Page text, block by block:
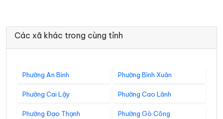
Các xã khác trong cùng tỉnh
Phường An Bình Phường Bình Xuân
Phường Cai Lậy Phường Cao Lãnh
Phường Đạo Thạnh Phường Gò Công